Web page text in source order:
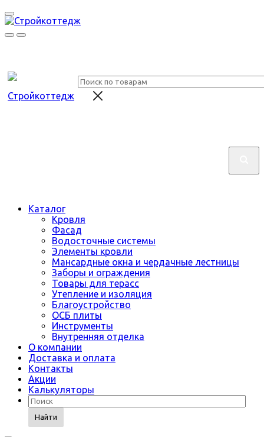
Каталог
Кровля
Фасад
Водосточные системы
Элементы кровли
Мансардные окна и чердачные лестницы
Заборы и ограждения
Товары для терасс
Утепление и изоляция
Благоустройство
ОСБ плиты
Инструменты
Внутренняя отделка
О компании
Доставка и оплата
Контакты
Акции
Калькуляторы
Найти